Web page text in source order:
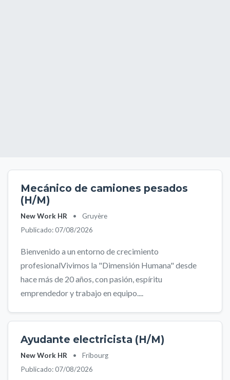
Mecánico de camiones pesados
(H/M)
New Work HR •
Gruyère
Publicado: 07/08/2026
Bienvenido a un entorno de crecimiento
profesionalVivimos la "Dimensión Humana" desde
hace más de 20 años, con pasión, espíritu
emprendedor y trabajo en equipo....
Ayudante electricista (H/M)
New Work HR •
Fribourg
Publicado: 07/08/2026